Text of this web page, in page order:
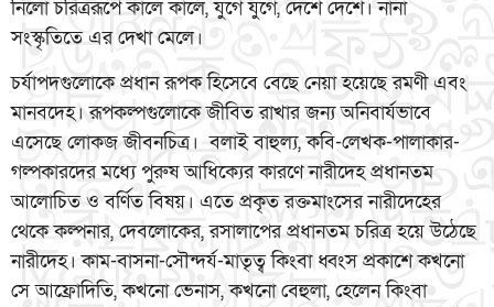
নিলো চরিত্ররূপে কালে কালে, যুগে যুগে, দেশে দেশে। নানা
সংস্কৃতিতে এর দেখা মেলে।
চর্যাপদগুলোকে প্রধান রূপক হিসেবে বেছে নেয়া হয়েছে রমণী এবং
মানবদেহ। রূপকল্পগুলোকে জীবিত রাখার জন্য অনিবার্যভাবে
এসেছে লোকজ জীবনচিত্র। বলাই বাহুল্য, কবি-লেখক-পালাকার-
গল্পকারদের মধ্যে পুরুষ আধিক্যের কারণে নারীদেহ প্রধানতম
আলোচিত ও বর্ণিত বিষয়। এতে প্রকৃত রক্তমাংসের নারীদেহের
থেকে কল্পনার, দেবলোকের, রসালাপের প্রধানতম চরিত্র হয়ে উঠেছে
নারীদেহ। কাম-বাসনা-সৌন্দর্য-মাতৃত্ব কিংবা ধ্বংস প্রকাশে কখনো
সে আফ্রোদিতি, কখনো ভেনাস, কখনো বেহুলা, হেলেন কিংবা